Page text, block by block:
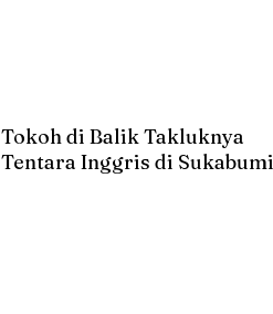
Tokoh di Balik Takluknya
Tentara Inggris di Sukabumi